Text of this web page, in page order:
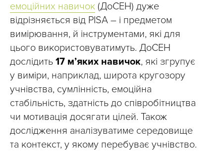
емоційних навичок (ДоСЕН) дуже
відрізняється від PISA – і предметом
вимірювання, й інструментами, які для
цього використовуватимуть. ДоСЕН
дослідить 17 м’яких навичок, які згрупує
у виміри, наприклад, широта кругозору
учнівства, сумлінність, емоційна
стабільність, здатність до співробітництва
чи мотивація досягати цілей. Також
дослідження аналізуватиме середовище
та контекст, у якому перебуває учнівство.